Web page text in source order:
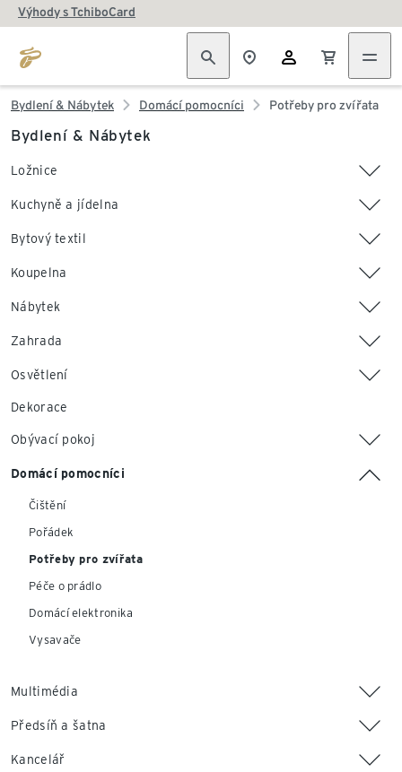
Výhody s TchiboCard
Bydlení & Nábytek Domácí pomocníci Potřeby pro zvířata
Bydlení & Nábytek
Ložnice
Kuchyně a jídelna
Bytový textil
Koupelna
Nábytek
Zahrada
Osvětlení
Dekorace
Obývací pokoj
Domácí pomocníci
Čištění
Pořádek
Potřeby pro zvířata
Péče o prádlo
Domácí elektronika
Vysavače
Multimédia
Předsíň a šatna
Kancelář